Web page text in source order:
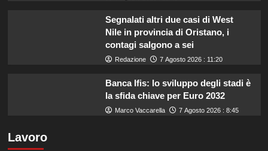
Segnalati altri due casi di West
Nile in provincia di Oristano, i
contagi salgono a sei
Redazione 7 Agosto 2026 : 11:20
Banca Ifis: lo sviluppo degli stadi è
la sfida chiave per Euro 2032
Marco Vaccarella 7 Agosto 2026 : 8:45
Lavoro